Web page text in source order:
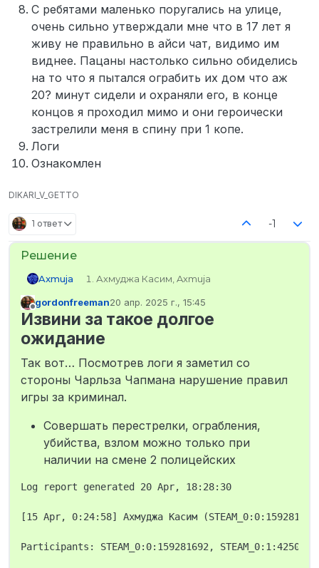
С ребятами маленько поругались на улице,
очень сильно утверждали мне что в 17 лет я
живу не правильно в айси чат, видимо им
виднее. Пацаны настолько сильно обиделись
на то что я пытался ограбить их дом что аж
20? минут сидели и охраняли его, в конце
концов я проходил мимо и они героически
застрелили меня в спину при 1 копе.
Логи
Ознакомлен
DIKARI_V_GETTO
1 ответ -1
Axmuja
Ахмуджа Касим, Axmuja
axmuja
Чарльз Чапман, Тоффи Тэпп
STEAM_0:1:425044720
STEAM_0:0:231500594
Не имеют.
00:27 думаю
С ребятами маленько поругались на
улице, очень сильно утверждали мне
чат, видимо им виднее. Пацаны
настолько сильно обиделись на то что я
пытался ограбить их дом что аж 20?
минут сидели и охраняли его, в конце
концов я проходил мимо и они
героически застрелили меня в спину
Логи
Не в сети
gordonfreeman20 апр. 2025 г., 15:45
отредактировано
Извини за такое долгое
ожидание
Так вот… Посмотрев логи я заметил со
стороны Чарльза Чапмана нарушение правил
игры за криминал.
Совершать перестрелки, ограбления,
убийства, взлом можно только при
наличии на смене 2 полицейских
Log report generated 20 Apr, 18:28:30
[15 Apr, 0:24:58] Ахмуджа Касим